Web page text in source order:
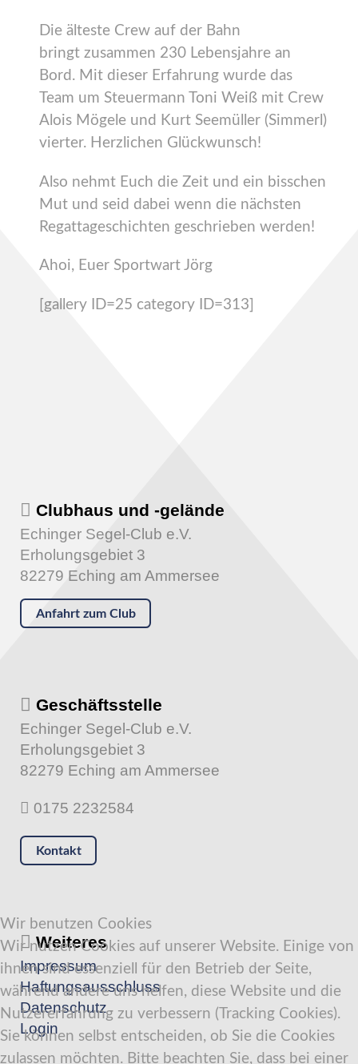
Die älteste Crew auf der Bahn
bringt zusammen 230 Lebensjahre an
Bord. Mit dieser Erfahrung wurde das
Team um Steuermann Toni Weiß mit Crew
Alois Mögele und Kurt Seemüller (Simmerl)
vierter. Herzlichen Glückwunsch!
Also nehmt Euch die Zeit und ein bisschen
Mut und seid dabei wenn die nächsten
Regattageschichten geschrieben werden!
Ahoi, Euer Sportwart Jörg
[gallery ID=25 category ID=313]
Clubhaus und -gelände
Echinger Segel-Club e.V.
Erholungsgebiet 3
82279 Eching am Ammersee
Anfahrt zum Club
Geschäftsstelle
Echinger Segel-Club e.V.
Erholungsgebiet 3
82279 Eching am Ammersee
0175 2232584
Kontakt
Weiteres
Impressum
Haftungsausschluss
Datenschutz
Login
Wir benutzen Cookies
Wir nutzen Cookies auf unserer Website. Einige von
ihnen sind essenziell für den Betrieb der Seite,
während andere uns helfen, diese Website und die
Nutzererfahrung zu verbessern (Tracking Cookies).
Sie können selbst entscheiden, ob Sie die Cookies
zulassen möchten. Bitte beachten Sie, dass bei einer